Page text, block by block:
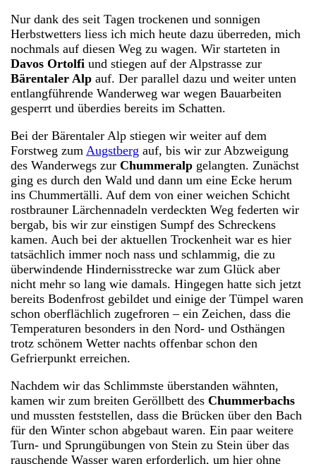
Nur dank des seit Tagen trockenen und sonnigen
Herbstwetters liess ich mich heute dazu überreden, mich
nochmals auf diesen Weg zu wagen. Wir starteten in
Davos Ortolfi und stiegen auf der Alpstrasse zur
Bärentaler Alp auf. Der parallel dazu und weiter unten
entlangführende Wanderweg war wegen Bauarbeiten
gesperrt und überdies bereits im Schatten.
Bei der Bärentaler Alp stiegen wir weiter auf dem
Forstweg zum Augstberg auf, bis wir zur Abzweigung
des Wanderwegs zurChummeralp gelangten. Zunächst
ging es durch den Wald und dann um eine Ecke herum
ins Chummertälli. Auf dem von einer weichen Schicht
rostbrauner Lärchennadeln verdeckten Weg federten wir
bergab, bis wir zur einstigen Sumpf des Schreckens
kamen. Auch bei der aktuellen Trockenheit war es hier
tatsächlich immer noch nass und schlammig, die zu
überwindende Hindernisstrecke war zum Glück aber
nicht mehr so lang wie damals. Hingegen hatte sich jetzt
bereits Bodenfrost gebildet und einige der Tümpel waren
schon oberflächlich zugefroren – ein Zeichen, dass die
Temperaturen besonders in den Nord- und Osthängen
trotz schönem Wetter nachts offenbar schon den
Gefrierpunkt erreichen.
Nachdem wir das Schlimmste überstanden wähnten,
kamen wir zum breiten Geröllbett desChummerbachs
und mussten feststellen, dass die Brücken über den Bach
für den Winter schon abgebaut waren. Ein paar weitere
Turn- und Sprungübungen von Stein zu Stein über das
rauschende Wasser waren erforderlich, um hier ohne